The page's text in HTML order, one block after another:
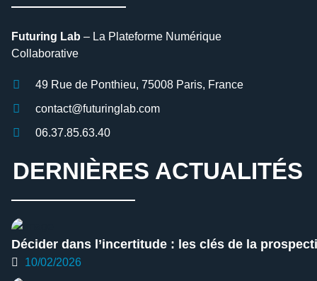
Futuring Lab – La Plateforme Numérique
Collaborative
49 Rue de Ponthieu, 75008 Paris, France
contact@futuringlab.com
06.37.85.63.40
DERNIÈRES ACTUALITÉS
Décider dans l’incertitude : les clés de la
10/02/2026